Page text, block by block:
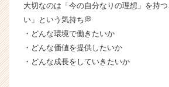
が
く
就
活
大切なのは「今の自分なりの理想」を持
い」という気持ち💭
・どんな環境で働きたいか
・どんな価値を提供したいか
・どんな成長をしていきたいか